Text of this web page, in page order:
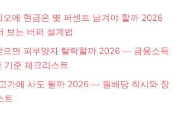
오에 현금은 몇 퍼센트 남겨야 할까 2026
보는 버퍼 설계법
으면 피부양자 탈락할까 2026 — 금융소득
기준 체크리스트
고가에 사도 될까 2026 — 월배당 착시와 장
트